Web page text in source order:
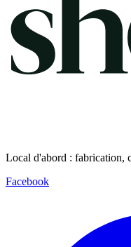
Local d'abord : fabrication,
Facebook